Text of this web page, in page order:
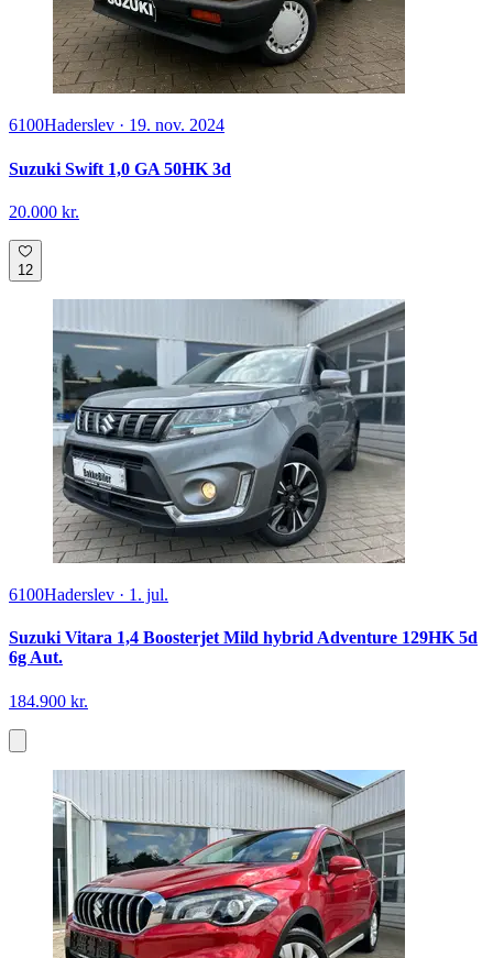
6100Haderslev · 19. nov. 2024
Suzuki Swift 1,0 GA 50HK 3d
20.000 kr.
12
6100Haderslev · 1. jul.
Suzuki Vitara 1,4 Boosterjet Mild hybrid Adventure 129HK 5d
6g Aut.
184.900 kr.